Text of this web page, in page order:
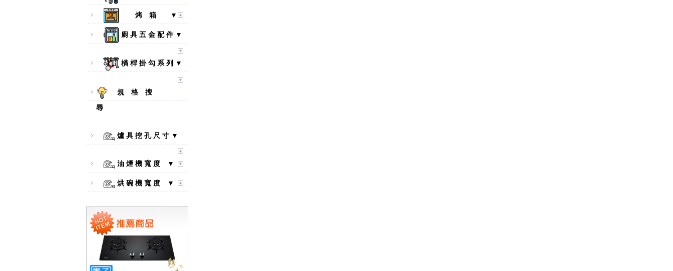
烤 箱 ▼
廚 具 五 金 配 件 ▼
橫 桿 掛 勾 系 列 ▼
規 格 搜
尋
爐 具 挖 孔 尺 寸 ▼
油 煙 機 寬 度 ▼
烘 碗 機 寬 度 ▼
【林內Rinnai】 RB-L2600S(A)
彩焱系列 檯面式彩焱不銹鋼雙
口爐